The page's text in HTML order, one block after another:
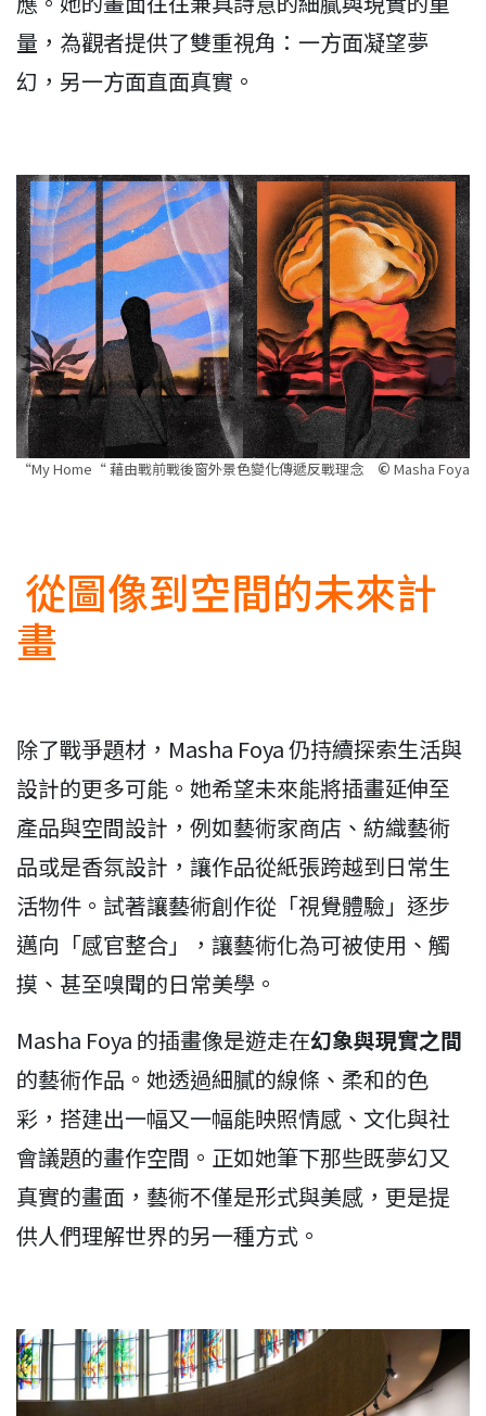
量，為觀者提供了雙重視角：一方面凝望夢
幻，另一方面直面真實。
“My Home“ 藉由戰前戰後窗外景色變化傳遞反戰理念 © Masha Foya
從圖像到空間的未來計
畫
除了戰爭題材，Masha Foya 仍持續探索生活與
設計的更多可能。她希望未來能將插畫延伸至
產品與空間設計，例如藝術家商店、紡織藝術
品或是香氛設計，讓作品從紙張跨越到日常生
活物件。試著讓藝術創作從「視覺體驗」逐步
邁向「感官整合」，讓藝術化為可被使用、觸
摸、甚至嗅聞的日常美學。
Masha Foya 的插畫像是遊走在幻象與現實之間
的藝術作品。她透過細膩的線條、柔和的色
彩，搭建出一幅又一幅能映照情感、文化與社
會議題的畫作空間。正如她筆下那些既夢幻又
真實的畫面，藝術不僅是形式與美感，更是提
供人們理解世界的另一種方式。